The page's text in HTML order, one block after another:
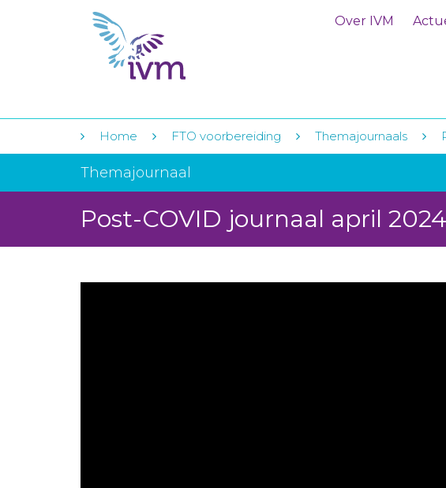
Over IVM
Home FTO voorbereiding Themajournaals
Themajournaal
Post-COVID journaal april 2024